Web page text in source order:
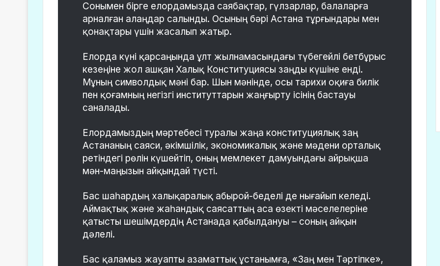
Сонымен бірге елордамызда саябақтар, гүлзарлар, балаларға
арналған алаңдар салынды. Осының бәрі Астана тұрғындары мен
қонақтары үшін жасалып жатыр.
Елорда күні қарсаңында ұлт жылнамасындағы түбегейлі бетбұрыс
кезеңіне жол ашқан Халық Конституциясы заңды күшіне енді.
Мұның символдық мәні бар. Шын мәнінде, осы тарихи оқиға билік
пен қоғамның негізгі институттарын жаңғырту ісінің бастауы
саналады.
Елордамыздың мәртебесі туралы жаңа конституциялық заң
Астананың саяси, әкімшілік, экономикалық және мәдени орталық
ретіндегі рөлін күшейтіп, оның мемлекет дамуындағы айрықша
мән-маңызын айқындай түсті.
Бас шаһардың халықаралық абырой-беделі де нығайып келеді.
Аймақтық және жаһандық саясаттың аса өзекті мәселелеріне
қатысты шешімдердің Астанада қабылдануы – соның айқын
дәлелі.
Бас қаламыз жауапты азаматтық ұстанымға, «Заң мен Тәртіпке»,